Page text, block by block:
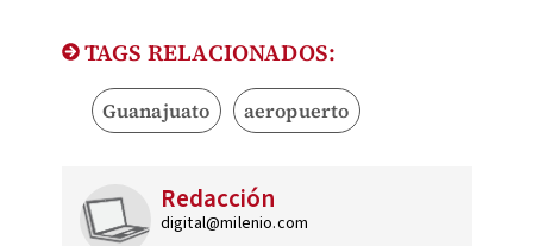
TAGS RELACIONADOS:
Guanajuato aeropuerto
Redacción
digital@milenio.com